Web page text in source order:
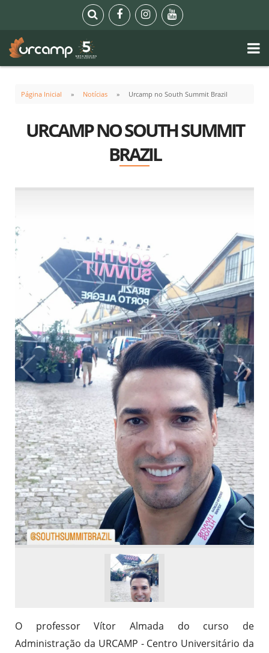
Página Inicial Notícias Urcamp no South Summit Brazil
URCAMP NO SOUTH SUMMIT
BRAZIL
O professor Vítor Almada do curso de
Administração da URCAMP - Centro Universitário da